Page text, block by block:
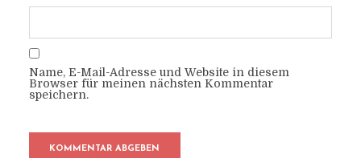
Name, E-Mail-Adresse und Website in diesem
Browser für meinen nächsten Kommentar
speichern.